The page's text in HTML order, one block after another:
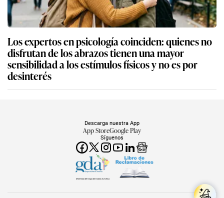
Los expertos en psicología coinciden: quienes no
disfrutan de los abrazos tienen una mayor
sensibilidad a los estímulos físicos y no es por
desinterés
Síguenos
Descarga nuestra App
App StoreGoogle Play
Miembro del Grupo de Diarios América